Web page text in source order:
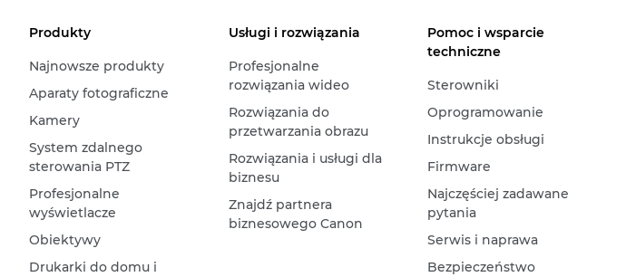
Produkty
Najnowsze produkty
Aparaty fotograficzne
Kamery
System zdalnego
sterowania PTZ
Profesjonalne
wyświetlacze
Obiektywy
Drukarki do domu i
Usługi i rozwiązania
Profesjonalne
rozwiązania wideo
Rozwiązania do
przetwarzania obrazu
Rozwiązania i usługi dla
biznesu
Znajdź partnera
biznesowego Canon
Pomoc i wsparcie
techniczne
Sterowniki
Oprogramowanie
Instrukcje obsługi
Firmware
Najczęściej zadawane
pytania
Serwis i naprawa
Bezpieczeństwo